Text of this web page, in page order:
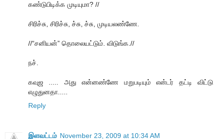
கண்டுபிடிக்க முடியுமா? //
சிரிச்சு, சிரிச்சு, ச்சு, ச்சு, முடியலண்ணே.
//“சனியன்” தொலையட்டும். விடுங்க.//
நச்.
கவுஜ ..... அது என்னண்ணே மறுபடியும் என்டர் தட்டி விட்டு
எழுதுனதா.....
Reply
இளவட்டம் November 23, 2009 at 10:34 AM